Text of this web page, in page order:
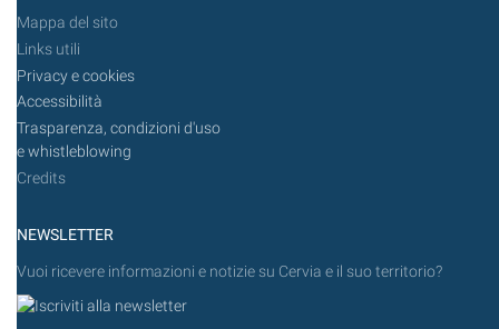
Mappa del sito
Links utili
Privacy e cookies
Accessibilità
Trasparenza, condizioni d'uso
e whistleblowing
Credits
NEWSLETTER
Vuoi ricevere informazioni e notizie su Cervia e il suo territorio?